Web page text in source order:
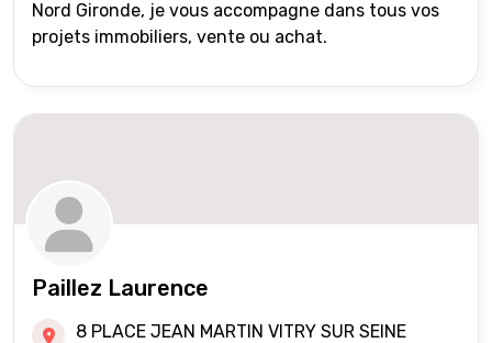
Nord Gironde, je vous accompagne dans tous vos
projets immobiliers, vente ou achat.
Paillez Laurence
8 PLACE JEAN MARTIN VITRY SUR SEINE